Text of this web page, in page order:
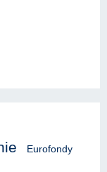
Eurofondy